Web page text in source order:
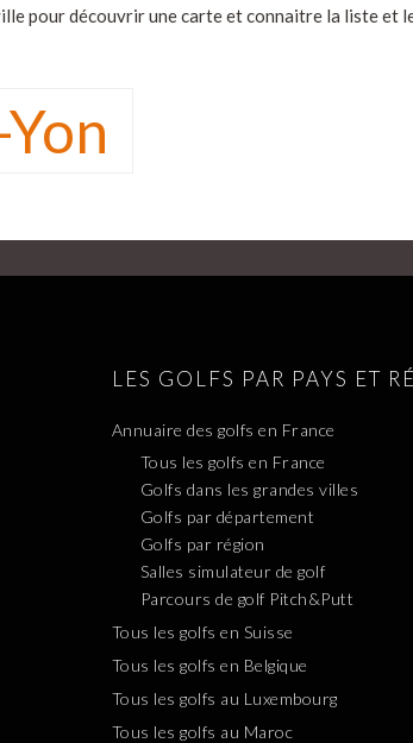
pour découvrir une carte et connaitre la liste et
LES GOLFS PAR PAYS ET
Annuaire des golfs en France
Tous les golfs en France
Golfs dans les grandes villes
Golfs par département
Golfs par région
Salles simulateur de golf
Parcours de golf Pitch&Putt
Tous les golfs en Suisse
Tous les golfs en Belgique
Tous les golfs au Luxembourg
Tous les golfs au Maroc